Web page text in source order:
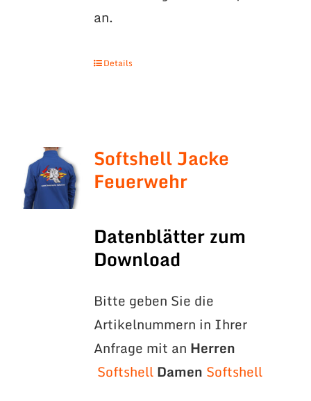
an.
Details
Softshell Jacke
Feuerwehr
Datenblätter zum
Download
Bitte geben Sie die
Artikelnummern in Ihrer
Anfrage mit an Herren
Softshell Damen Softshell